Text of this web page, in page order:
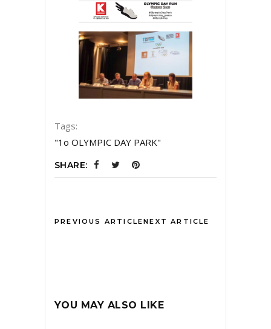
Tags:
"1ο OLYMPIC DAY PARK"
SHARE:
PREVIOUS ARTICLENEXT ARTICLE
YOU MAY ALSO LIKE